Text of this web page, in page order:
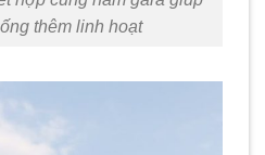
thêm linh hoạt